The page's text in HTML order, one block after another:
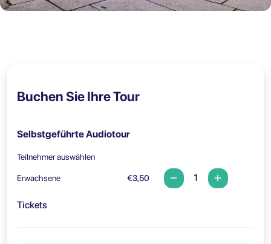
Buchen Sie Ihre Tour
Selbstgeführte Audiotour
Teilnehmer auswählen
Erwachsene €3,50
Tickets